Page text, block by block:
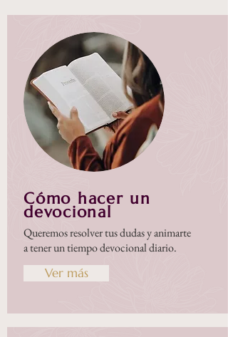
Cómo hacer un
devocional
Queremos resolver tus dudas y animarte
a tener un tiempo devocional diario.
Ver más